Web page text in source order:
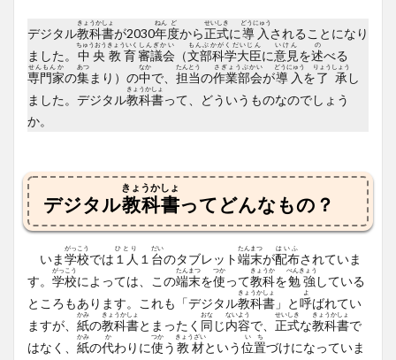
デジタル教科書
きょうかしょ
が2030年
ねん
度
ど
から正式
せいしき
に導入
どうにゅう
されることになり
ました。 中央
ちゅうおう
教育
きょういく
審議会
しんぎかい
（文部科学大臣
もんぶかがくだいじん
に意見
いけん
を述
の
べる
専門家
せんもんか
の集
あつ
まり）の中
なか
で、 担当
たんとう
の作業部会
さぎょうぶかい
が導入
どうにゅう
を了承
りょうしょう
し
ました。デジタル教科書
きょうかしょ
って、どういうものなのでしょう
か。
デジタル教科書
きょうかしょ
ってどんなもの？
いま学校
がっこう
では １人
ひとり
１ 台
だい
のタブレット端末
たんまつ
が配布
はいふ
されていま
す。 学校
がっこう
によっては、この端末
たんまつ
を使
つか
って教科
きょうか
を勉強
べんきょう
している
ところもあります。これも「デジタル教科書
きょうかしょ
」と呼
よ
ばれてい
ますが、 紙
かみ
の教科書
きょうかしょ
とまったく 同
おな
じ内容
ないよう
で、 正式
せいしき
な教科書
きょうかしょ
で
はなく、 紙
かみ
の代
か
わりに使
つか
う 教材
きょうざい
という位置
いち
づけになっていま